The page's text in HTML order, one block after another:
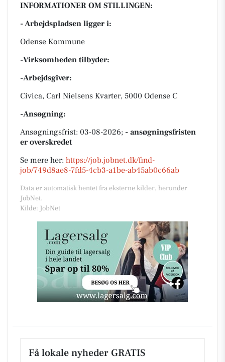
INFORMATIONER OM STILLINGEN:
- Arbejdspladsen ligger i:
Odense Kommune
-Virksomheden tilbyder:
-Arbejdsgiver:
Civica, Carl Nielsens Kvarter, 5000 Odense C
-Ansøgning:
Ansøgningsfrist: 03-08-2026; - ansøgningsfristen
er overskredet
Se mere her: https://job.jobnet.dk/find-
job/749d8ae8-7fd5-4cb3-a1be-ab45ab0c66ab
Data er automatisk hentet fra eksterne kilder, herunder
JobNet.
Kilde: JobNet
Få lokale nyheder GRATIS